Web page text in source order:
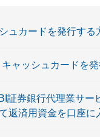
ュカードを発行する
キャッシュカードを
証券銀行代理業サ
返済用資金を口座に